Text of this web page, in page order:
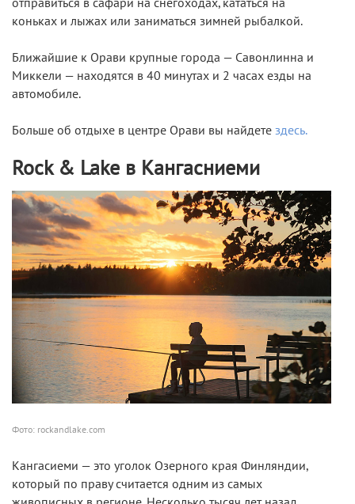
отправиться в сафари на снегоходах, кататься на
коньках и лыжах или заниматься зимней рыбалкой.
Ближайшие к Орави крупные города — Савонлинна и
Миккели — находятся в 40 минутах и 2 часах езды на
автомобиле.
Больше об отдыхе в центре Орави вы найдете здесь.
Rock & Lake в Кангасниеми
Фото: rockandlake.com
Кангасиеми — это уголок Озерного края Финляндии,
который по праву считается одним из самых